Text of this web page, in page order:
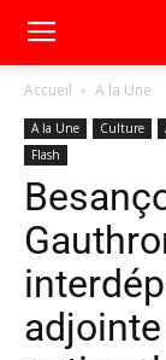
Accueil A la Une
A la Une Culture
Flash